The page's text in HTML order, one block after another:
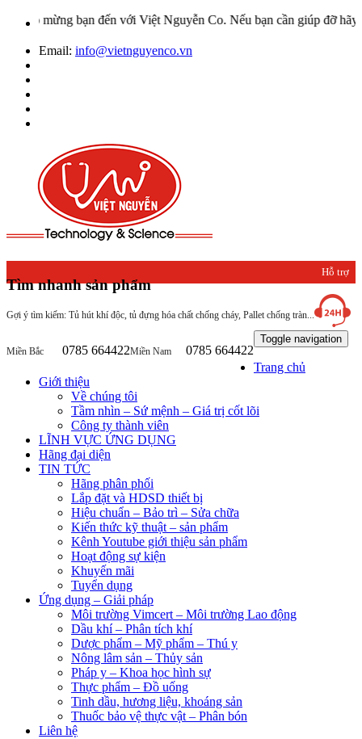
mừng bạn đến với Việt Nguyễn Co. Nếu bạn cần giúp đỡ hãy liên
Email: info@vietnguyenco.vn
Tìm nhanh sản phẩm
Gợi ý tìm kiếm: Tủ hút khí độc, tủ đựng hóa chất chống cháy, Pallet chống tràn...
Hỗ trợ
khách
hàng
Miền Bắc 0785 664422Miền Nam 0785 664422
Toggle navigation
Trang chủ
Giới thiệu
Về chúng tôi
Tầm nhìn – Sứ mệnh – Giá trị cốt lõi
Công ty thành viên
LĨNH VỰC ỨNG DỤNG
Hãng đại diện
TIN TỨC
Hãng phân phối
Lắp đặt và HDSD thiết bị
Hiệu chuẩn – Bảo trì – Sửa chữa
Kiến thức kỹ thuật – sản phẩm
Kênh Youtube giới thiệu sản phẩm
Hoạt động sự kiện
Khuyến mãi
Tuyển dụng
Ứng dụng – Giải pháp
Môi trường Vimcert – Môi trường Lao động
Dầu khí – Phân tích khí
Dược phẩm – Mỹ phẩm – Thú y
Nông lâm sản – Thủy sản
Pháp y – Khoa học hình sự
Thực phẩm – Đồ uống
Tinh dầu, hương liệu, khoáng sản
Thuốc bảo vệ thực vật – Phân bón
Liên hệ